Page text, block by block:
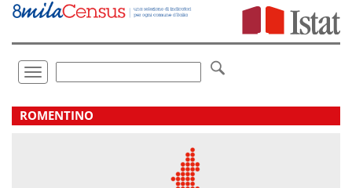
Vai
direttamente
Toggle
navigation
.
ROMENTINO